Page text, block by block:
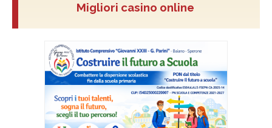
Migliori casino online